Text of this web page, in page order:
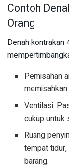
Contoh
Orang
Denah kontrakan
Pemisahan
Ventilasi:
cukup untuk
Ruang
tempat tidur,
barang.